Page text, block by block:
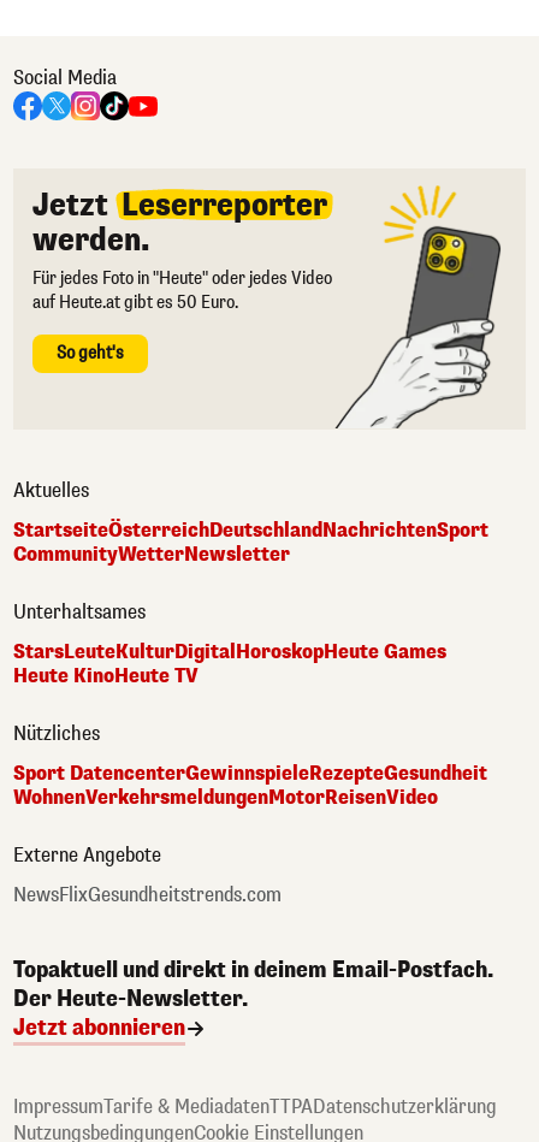
Social Media
Jetzt Leserreporter
werden.
Für jedes Foto in "Heute" oder jedes Video
auf Heute.at gibt es 50 Euro.
So geht's
Aktuelles
StartseiteÖsterreichDeutschlandNachrichtenSport
CommunityWetterNewsletter
Unterhaltsames
StarsLeuteKulturDigital HoroskopHeute Games
Heute KinoHeute TV
Nützliches
Sport DatencenterGewinnspieleRezepteGesundheit
WohnenVerkehrsmeldungenMotorReisenVideo
Externe Angebote
NewsFlixGesundheitstrends.com
Topaktuell und direkt in deinem Email-Postfach.
Der Heute-Newsletter.
Jetzt abonnieren
ImpressumTarife & MediadatenTTPADatenschutzerklärung
NutzungsbedingungenCookie Einstellungen